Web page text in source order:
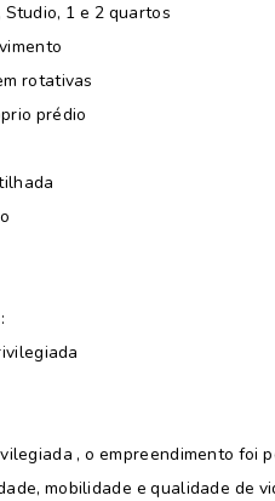
1 e 2 quartos
rotativas
prédio
, o empreendimento foi
mobilidade e qualidade de